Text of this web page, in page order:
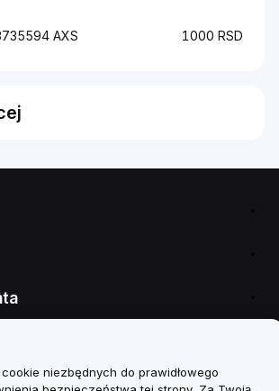
AXS 1000 RSD
niezbędnych do prawidłowego